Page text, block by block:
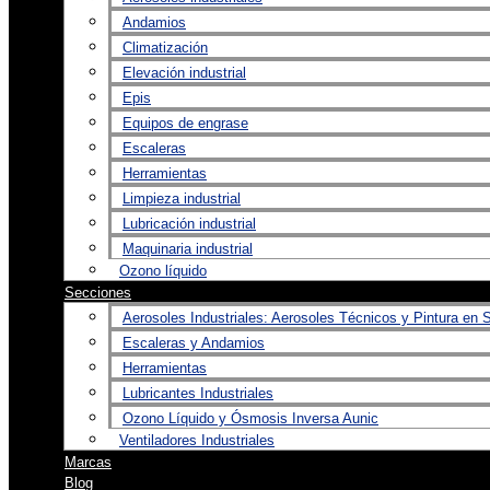
Andamios
Climatización
Elevación industrial
Epis
Equipos de engrase
Escaleras
Herramientas
Limpieza industrial
Lubricación industrial
Maquinaria industrial
Ozono líquido
Secciones
Aerosoles Industriales: Aerosoles Técnicos y Pintura en
Escaleras y Andamios
Herramientas
Lubricantes Industriales
Ozono Líquido y Ósmosis Inversa Aunic
Ventiladores Industriales
Marcas
Blog